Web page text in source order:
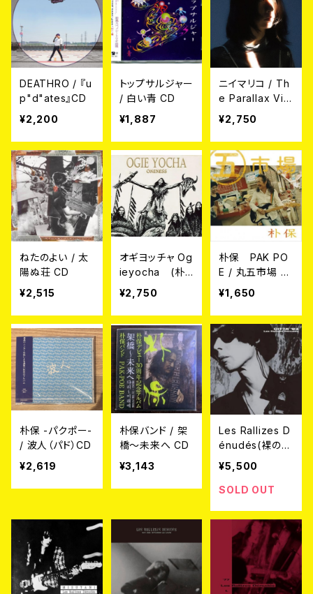
DEATHRO / 『u
p"d"ates』CD
¥2,200
トップサルジャー
/ 白い青 CD
¥1,887
ニイマリコ / Th
e Parallax Vie
w CD
¥2,750
ねたのよい / 太
陽ぬ荘 CD
¥2,515
オギヨッチャ Og
ieyocha (朴
保) / ワンネス
Oneness CD
¥2,750
朴保 PAK PO
E / 丸五市場 C
D
¥1,650
朴保 -パクポー-
/ 波人（パド）CD
¥2,619
朴保バンド / 架
橋～未来へ CD
¥3,143
Les Rallizes D
énudés(裸のラ
リーズ) / CITT
A’’93 2CD
¥5,500
SOLD OUT